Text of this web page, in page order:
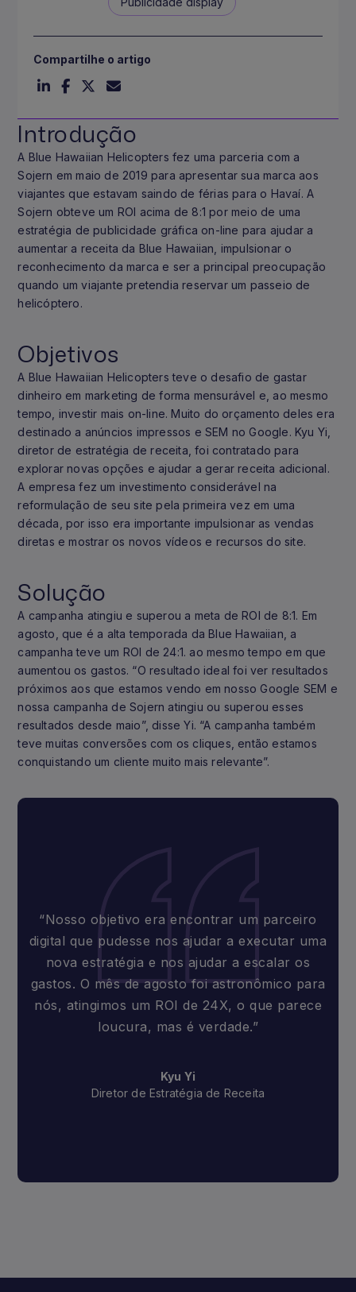
Introdução
A Blue Hawaiian Helicopters fez uma parceria com a
Sojern em maio de 2019 para apresentar sua marca aos
viajantes que estavam saindo de férias para o Havaí. A
Sojern obteve um ROI acima de 8:1 por meio de uma
estratégia de publicidade gráfica on-line para ajudar a
aumentar a receita da Blue Hawaiian, impulsionar o
reconhecimento da marca e ser a principal preocupação
quando um viajante pretendia reservar um passeio de
helicóptero.
Objetivos
A Blue Hawaiian Helicopters teve o desafio de gastar
dinheiro em marketing de forma mensurável e, ao mesmo
tempo, investir mais on-line. Muito do orçamento deles era
destinado a anúncios impressos e SEM no Google. Kyu Yi,
diretor de estratégia de receita, foi contratado para
explorar novas opções e ajudar a gerar receita adicional.
A empresa fez um investimento considerável na
reformulação de seu site pela primeira vez em uma
década, por isso era importante impulsionar as vendas
diretas e mostrar os novos vídeos e recursos do site.
Solução
A campanha atingiu e superou a meta de ROI de 8:1. Em
agosto, que é a alta temporada da Blue Hawaiian, a
campanha teve um ROI de 24:1. ao mesmo tempo em que
aumentou os gastos. “O resultado ideal foi ver resultados
próximos aos que estamos vendo em nosso Google SEM e
nossa campanha de Sojern atingiu ou superou esses
resultados desde maio”, disse Yi. “A campanha também
teve muitas conversões com os cliques, então estamos
conquistando um cliente muito mais relevante”.
“Nosso objetivo era encontrar um parceiro
digital que pudesse nos ajudar a executar uma
nova estratégia e nos ajudar a escalar os
gastos. O mês de agosto foi astronômico para
nós, atingimos um ROI de 24X, o que parece
loucura, mas é verdade.”
Kyu Yi
Diretor de Estratégia de Receita
Compartilhe o artigo